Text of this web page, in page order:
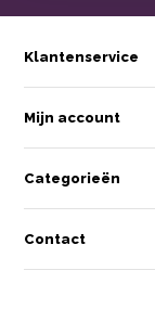
Klantenservice
Mijn account
Categorieën
Contact